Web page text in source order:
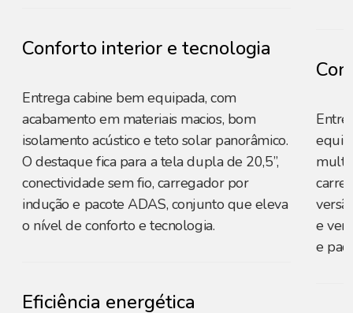
Conforto interior e tecnologia
Entrega cabine bem equipada, com
acabamento em materiais macios, bom
isolamento acústico e teto solar panorâmico.
O destaque fica para a tela dupla de 20,5”,
conectividade sem fio, carregador por
indução e pacote ADAS, conjunto que eleva
o nível de conforto e tecnologia.
Eficiência energética
e
e